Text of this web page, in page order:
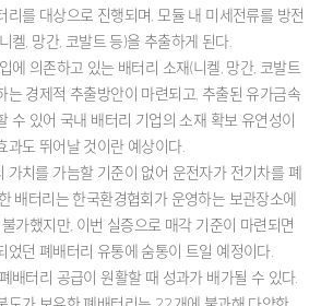
리를 대상으로 진행되며, 모듈 내 미세전류를 방전
켈, 망간, 코발트 등)을 추출하게 된다.
에 의존하고 있는 배터리 소재(니켈, 망간, 코발트
는 경제적 추출방안이 마련되고, 추출된 유가금속
수 있어 국내 배터리 기업의 소재 확보 유연성이
과도 뛰어날 것이란 예상이다.
가치를 가늠할 기준이 없어 운전자가 전기차를 폐
배터리는 한국환경협회가 운영하는 보관장소에
가했지만, 이번 실증으로 매각 기준이 마련되면
었던 폐배터리 유통에 숨통이 트일 예정이다.
배터리 공급이 원활할 때 성과가 배가될 수 있다.